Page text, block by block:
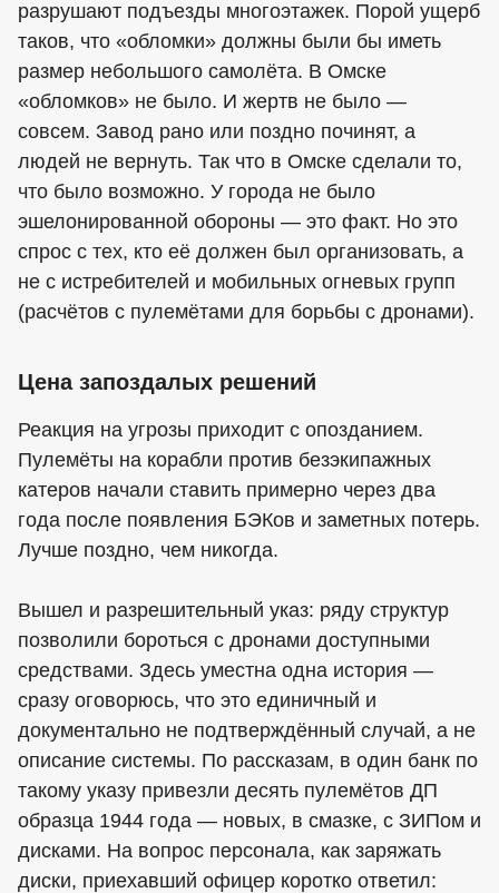
разрушают подъезды многоэтажек. Порой ущерб
таков, что «обломки» должны были бы иметь
размер небольшого самолёта. В Омске
«обломков» не было. И жертв не было —
совсем. Завод рано или поздно починят, а
людей не вернуть. Так что в Омске сделали то,
что было возможно. У города не было
эшелонированной обороны — это факт. Но это
спрос с тех, кто её должен был организовать, а
не с истребителей и мобильных огневых групп
(расчётов с пулемётами для борьбы с дронами).
Цена запоздалых решений
Реакция на угрозы приходит с опозданием.
Пулемёты на корабли против безэкипажных
катеров начали ставить примерно через два
года после появления БЭКов и заметных потерь.
Лучше поздно, чем никогда.
Вышел и разрешительный указ: ряду структур
позволили бороться с дронами доступными
средствами. Здесь уместна одна история —
сразу оговорюсь, что это единичный и
документально не подтверждённый случай, а не
описание системы. По рассказам, в один банк по
такому указу привезли десять пулемётов ДП
образца 1944 года — новых, в смазке, с ЗИПом и
дисками. На вопрос персонала, как заряжать
диски, приехавший офицер коротко ответил: